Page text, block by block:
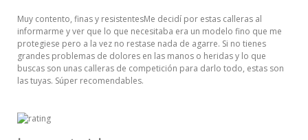
Muy contento, finas y resistentesMe decidí por estas calleras al
informarme y ver que lo que necesitaba era un modelo fino que me
protegiese pero a la vez no restase nada de agarre. Si no tienes
grandes problemas de dolores en las manos o heridas y lo que
buscas son unas calleras de competición para darlo todo, estas son
las tuyas. Súper recomendables.